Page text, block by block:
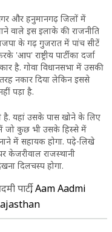
और हनुमानगढ़ जिलों में
वाले इस इलाके की राजनीति
के गढ़ गुजरात में पांच सीटें
राष्ट्रीय पार्टी का दर्जा
है. गोवा विधानसभा में उसकी
तरह नकार दिया लेकिन इससे
पड़ा है.
है. यहां उसके पास खोने के लिए
जो कुछ भी उसके हिस्से में
में सहायक होगा. पढ़े-लिखे
केजरीवाल राजस्थानी
दिलचस्प होगा.
पार्टी, Aam Aadmi